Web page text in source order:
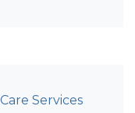
Services